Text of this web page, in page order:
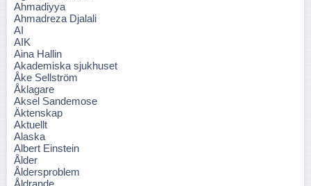
Ahmadiyya
Ahmadreza Djalali
AI
AIK
Aina Hallin
Akademiska sjukhuset
Åke Sellström
Åklagare
Aksel Sandemose
Äktenskap
Aktuellt
Alaska
Albert Einstein
Ålder
Åldersproblem
Åldrande